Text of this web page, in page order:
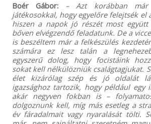
Boér Gábor:
– Azt korábban már
játékosokkal, hogy egyelőre felejtsék el
hiszen a napok jó részét most
bőven elvégzendő feladatunk. De a
is beszéltem már a felkészülés
számára ez lesz talán a
egyszerű dolog, hogy focistáink
sokat kell nélkülözniük csalágtagjukat.
élet kizárólag szép és jó oldalát
igazsághoz tartozik, hogy például egy
akár negyven fokban is –
dolgoznunk kell, míg más esetleg a
év fáradalmait vagy nyaralását tölti.